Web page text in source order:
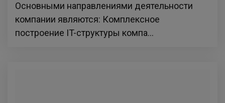
Основными направлениями деятельности
компании являются: Комплексное
построение IT-структуры компа...